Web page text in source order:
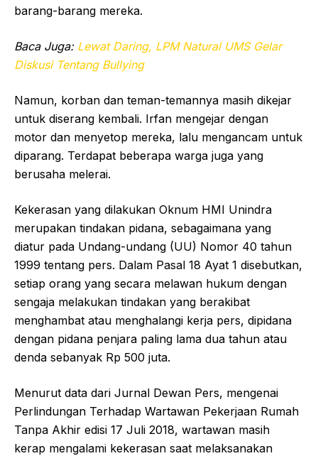
barang-barang mereka.
Baca Juga: Lewat Daring, LPM Natural UMS Gelar
Diskusi Tentang Bullying
Namun, korban dan teman-temannya masih dikejar
untuk diserang kembali. Irfan mengejar dengan
motor dan menyetop mereka, lalu mengancam untuk
diparang. Terdapat beberapa warga juga yang
berusaha melerai.
Kekerasan yang dilakukan Oknum HMI Unindra
merupakan tindakan pidana, sebagaimana yang
diatur pada Undang-undang (UU) Nomor 40 tahun
1999 tentang pers. Dalam Pasal 18 Ayat 1 disebutkan,
setiap orang yang secara melawan hukum dengan
sengaja melakukan tindakan yang berakibat
menghambat atau menghalangi kerja pers, dipidana
dengan pidana penjara paling lama dua tahun atau
denda sebanyak Rp 500 juta.
Menurut data dari Jurnal Dewan Pers, mengenai
Perlindungan Terhadap Wartawan Pekerjaan Rumah
Tanpa Akhir edisi 17 Juli 2018, wartawan masih
kerap mengalami kekerasan saat melaksanakan